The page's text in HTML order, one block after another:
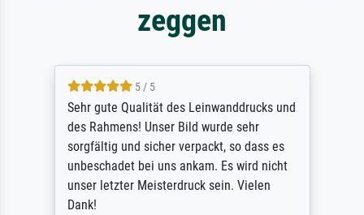
zeggen
5 / 5
Sehr gute Qualität des Leinwanddrucks und
des Rahmens! Unser Bild wurde sehr
sorgfältig und sicher verpackt, so dass es
unbeschadet bei uns ankam. Es wird nicht
unser letzter Meisterdruck sein. Vielen
Dank!